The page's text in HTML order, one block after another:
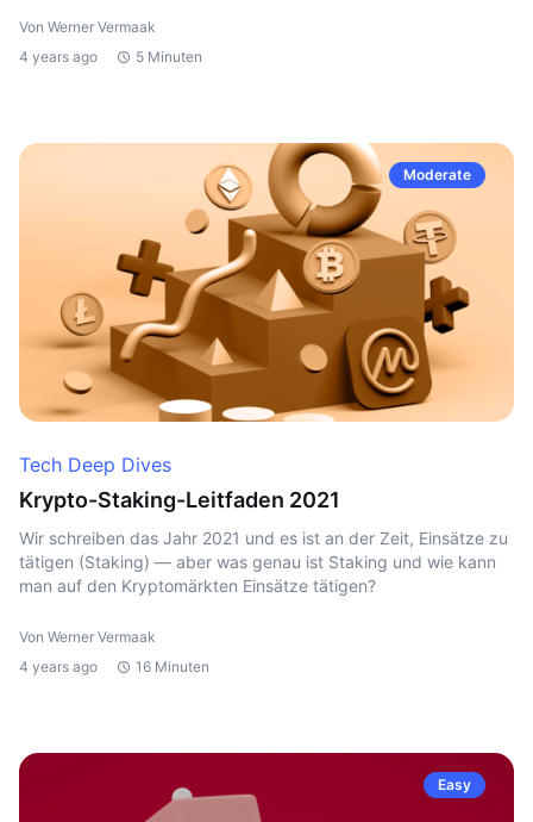
Von Werner Vermaak
4 years ago
5 Minuten
Moderate
Tech Deep Dives
Krypto-Staking-Leitfaden 2021
Wir schreiben das Jahr 2021 und es ist an der Zeit, Einsätze zu
tätigen (Staking) — aber was genau ist Staking und wie kann
man auf den Kryptomärkten Einsätze tätigen?
Von Werner Vermaak
4 years ago
16 Minuten
Easy